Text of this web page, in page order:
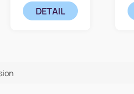
DETAIL